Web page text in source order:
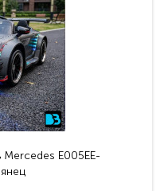
E005EE-